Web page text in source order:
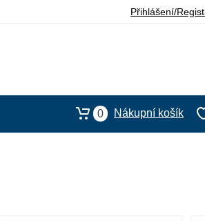
Přihlášení/
0 Nákupní košík